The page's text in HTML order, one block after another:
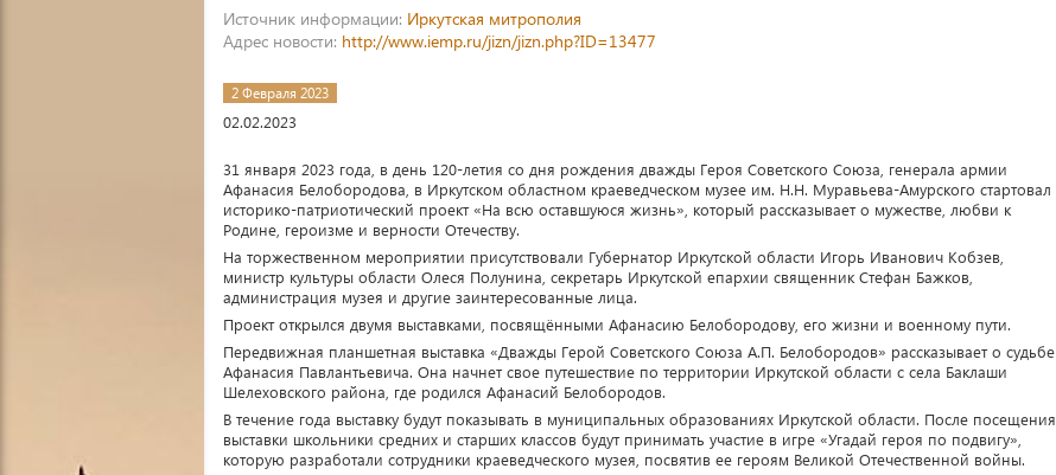
Источник информации: Иркутская митрополия
Адрес новости: http://www.iemp.ru/jizn/jizn.php?ID=13477
2 Февраля 2023
02.02.2023
31 января 2023 года, в день 120-летия со дня рождения дважды Героя Советского Союза, генерала армии
Афанасия Белобородова, в Иркутском областном краеведческом музее им. Н.Н. Муравьева-Амурского стартовал
историко-патриотический проект «На всю оставшуюся жизнь», который рассказывает о мужестве, любви к
Родине, героизме и верности Отечеству.
На торжественном мероприятии присутствовали Губернатор Иркутской области Игорь Иванович Кобзев,
министр культуры области Олеся Полунина, секретарь Иркутской епархии священник Стефан Бажков,
администрация музея и другие заинтересованные лица.
Проект открылся двумя выставками, посвящёнными Афанасию Белобородову, его жизни и военному пути.
Передвижная планшетная выставка «Дважды Герой Советского Союза А.П. Белобородов» рассказывает о судьбе
Афанасия Павлантьевича. Она начнет свое путешествие по территории Иркутской области с села Баклаши
Шелеховского района, где родился Афанасий Белобородов.
В течение года выставку будут показывать в муниципальных образованиях Иркутской области. После посещения
выставки школьники средних и старших классов будут принимать участие в игре «Угадай героя по подвигу»,
которую разработали сотрудники краеведческого музея, посвятив ее героям Великой Отечественной войны.